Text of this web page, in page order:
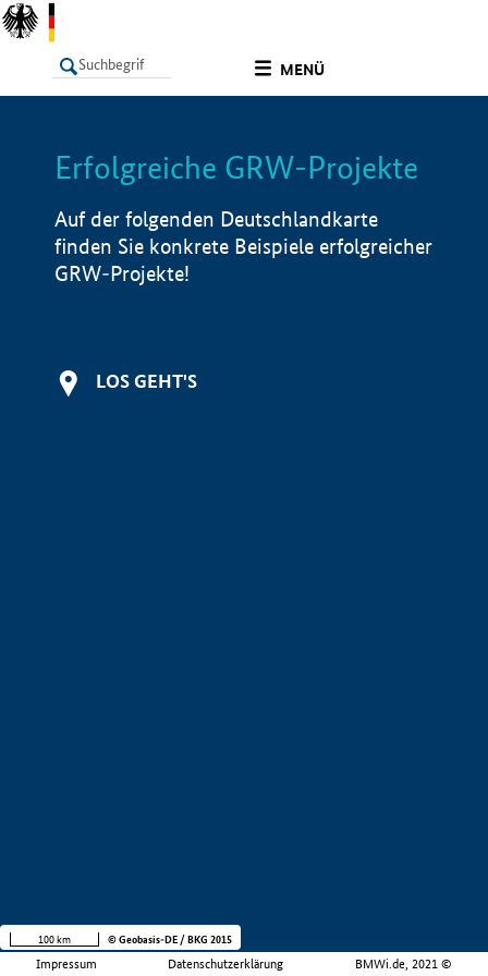
MENÜ
LISTE Info
Erfolgreiche GRW-Projekte
Auf der folgenden Deutschlandkarte
finden Sie konkrete Beispiele erfolgreicher
GRW-Projekte!
LOS GEHT'S
Impressum Datenschutzerklärung BMWi.de, 2021 ©
100 km © Geobasis-DE / BKG 2015